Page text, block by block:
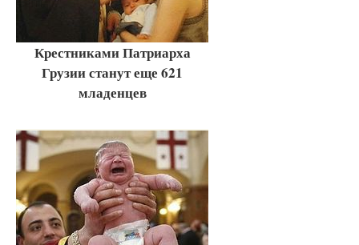
Крестниками Патриарха
Грузии станут еще 621
младенцев